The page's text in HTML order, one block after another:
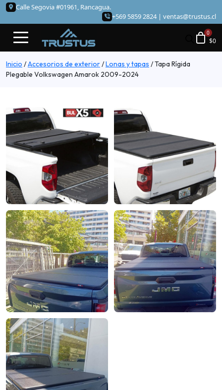
Calle Segovia #01961, Rancagua.
+569 5859 2824 | ventas@trustus.cl
$0
Inicio /Accesorios de exterior/Lonas y tapas /Tapa Rígida
Plegable Volkswagen Amarok 2009-2024